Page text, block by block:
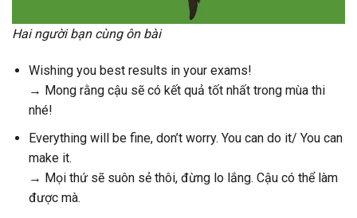
Hai người bạn cùng ôn bài
Wishing you best results in your exams!
→ Mong rằng cậu sẽ có kết quả tốt nhất trong mùa thi
nhé!
Everything will be fine, don’t worry. You can do it/ You can
make it.
→ Mọi thứ sẽ suôn sẻ thôi, đừng lo lắng. Cậu có thể làm
được mà.